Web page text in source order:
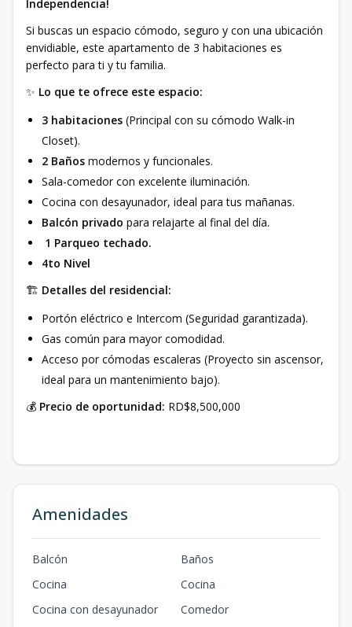
Independencia!
Si buscas un espacio cómodo, seguro y con una ubicación
envidiable, este apartamento de 3 habitaciones es
perfecto para ti y tu familia.
✨ Lo que te ofrece este espacio:
3 habitaciones (Principal con su cómodo Walk-in
Closet).
2 Baños modernos y funcionales.
Sala-comedor con excelente iluminación.
Cocina con desayunador, ideal para tus mañanas.
Balcón privado para relajarte al final del día.
1 Parqueo techado.
4to Nivel
🏗️ Detalles del residencial:
Portón eléctrico e Intercom (Seguridad garantizada).
Gas común para mayor comodidad.
Acceso por cómodas escaleras (Proyecto sin ascensor,
ideal para un mantenimiento bajo).
💰 Precio de oportunidad: RD$8,500,000
Amenidades
Balcón
Baños
Cocina
Cocina
Cocina con desayunador
Comedor